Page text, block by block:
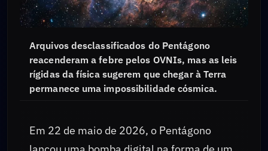
Arquivos desclassificados do Pentágono
reacenderam a febre pelos OVNIs, mas as leis
rígidas da física sugerem que chegar à Terra
permanece uma impossibilidade cósmica.
Em 22 de maio de 2026, o Pentágono